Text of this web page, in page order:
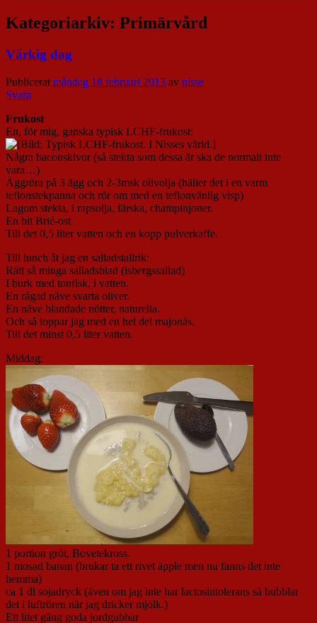
Kategoriarkiv: Primärvård
Värkig dag
Publicerat måndag 18 februari 2013 av nisse
Svara
Frukost
En, för mig, ganska typisk LCHF-frukost:
Några baconskivor (så stekta som dessa är ska de normalt inte
vara…)
Äggröra på 3 ägg och 2-3msk olivolja (häller det i en varm
teflonstekpanna och rör om med en teflonvänlig visp)
Lagom stekta, i rapsolja, färska, champinjoner.
En bit Brié-ost.
Till det 0,5 liter vatten och en kopp pulverkaffe.
Till lunch åt jag en salladstallrik:
Rätt så minga salladsblad (isbergssallad)
I burk med tonfisk, i vatten.
En rågad näve svarta oliver.
En näve blandade nötter, naturella.
Och så toppar jag med en hel del majonäs.
Till det minst 0,5 liter vatten.
Middag:
1 portion gröt, Bovetekross.
1 mosad banan (brukar ta ett rivet äpple men nu fanns det inte
hemma)
ca 1 dl sojadryck (även om jag inte har lactosintolerans så bubblar
det i luftrören när jag dricker mjölk.)
Ett litet gäng goda jordgubbar